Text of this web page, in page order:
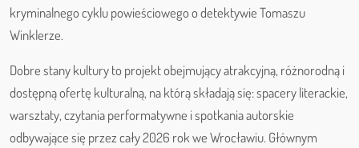
kryminalnego cyklu powieściowego o detektywie Tomaszu
Winklerze.
Dobre stany kultury to projekt obejmujący atrakcyjną, różnorodną i
dostępną ofertę kulturalną, na którą składają się: spacery literackie,
warsztaty, czytania performatywne i spotkania autorskie
odbywające się przez cały 2026 rok we Wrocławiu. Głównym